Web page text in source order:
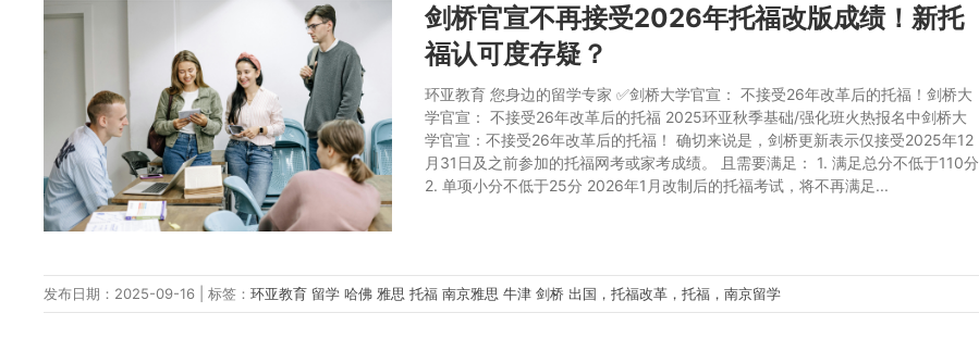
剑桥官宣不再接受2026年托福改版成绩！新托
福认可度存疑？
环亚教育 您身边的留学专家 ✅剑桥大学官宣： 不接受26年改革后的托福！剑桥大
学官宣： 不接受26年改革后的托福 2025环亚秋季基础/强化班火热报名中剑桥大
学官宣：不接受26年改革后的托福！ 确切来说是，剑桥更新表示仅接受2025年12
月31日及之前参加的托福网考或家考成绩。 且需要满足： 1. 满足总分不低于110分
2. 单项小分不低于25分 2026年1月改制后的托福考试，将不再满足...
发布日期：2025-09-16 | 标签：环亚教育 留学哈佛 雅思托福南京雅思牛津剑桥出国，托福改革，托福，南京留学